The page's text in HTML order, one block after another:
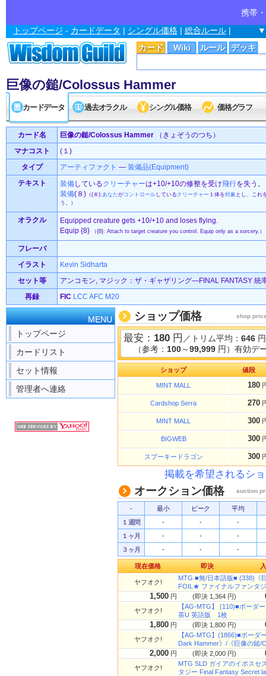
携帯
カード Wiki ルール デッキ
トップページ - カードデータ | シングル価格 | 総合ルール |
巨像の鎚/Colossus Hammer
カードデータ 過去オラクル シングル価格 価格グラフ
カード名 巨像の鎚/Colossus Hammer （きょぞうのつち）
マナコスト
(１)
タイプ
アーティファクト — 装備品(Equipment)
テキスト
装備しているクリーチャーは+10/+10の修整を受け飛行を失う。
装備(８) （(８):あなたがコントロール している クリーチャー １体を対象 とし、これ
う。）
オラクル
Equipped creature gets +10/+10 and loses flying.
Equip {8}
（{8}: Attach to target creature you control. Equip only as a sorcery.）
フレーバ
イラスト
Kevin Sidharta
セット等
アンコモン, マジック：ザ・ギャザリング—FINAL FANTASY 統
再録
FIC LCC AFC M20
MENU
トップページ
カードリスト
セット情報
管理者へ連絡
ショップ価格 shop
最安： 180 円 ／トリム平均： 646 円
（参考： 100～99,999 円）有効デ
ショップ 値段
MINT MALL 180
Cardshop Serra 270
MINT MALL 300
BIGWEB 300
スプーキードラゴン 300
掲載を希望されるシ
オークション価格 auction
- 最小 ピーク
平均
１週間
- -
-
１ヶ月
- -
-
３ヶ月
- - -
現在価格 即決
ヤフオク!
MTG ■無/日本語版■ (338)《
FOIL★ ファイナルファンタ
1,500 円 (即決 1,364 円)
ヤフオク!
【AG-MTG】 (110)■ボーダ
茶U 英語版 1枚
1,800 円 (即決 1,800 円)
ヤフオク!
【AG-MTG】(1866)■ボーダ
Dark Hammer》/《巨像の鎚
2,000 円 (即決 2,000 円)
ヤフオク!
MTG SLD ガイアのイポスセ
タジー Final Fantasy Secret